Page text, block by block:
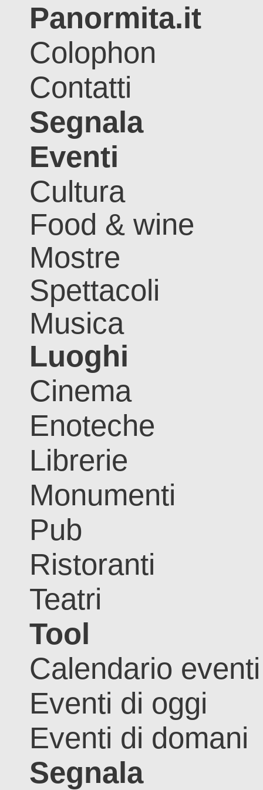
Panormita.it
Colophon
Contatti
Segnala
Eventi
Cultura
Food & wine
Mostre
Spettacoli
Musica
Luoghi
Cinema
Enoteche
Librerie
Monumenti
Pub
Ristoranti
Teatri
Tool
Calendario eventi
Eventi di oggi
Eventi di domani
Segnala